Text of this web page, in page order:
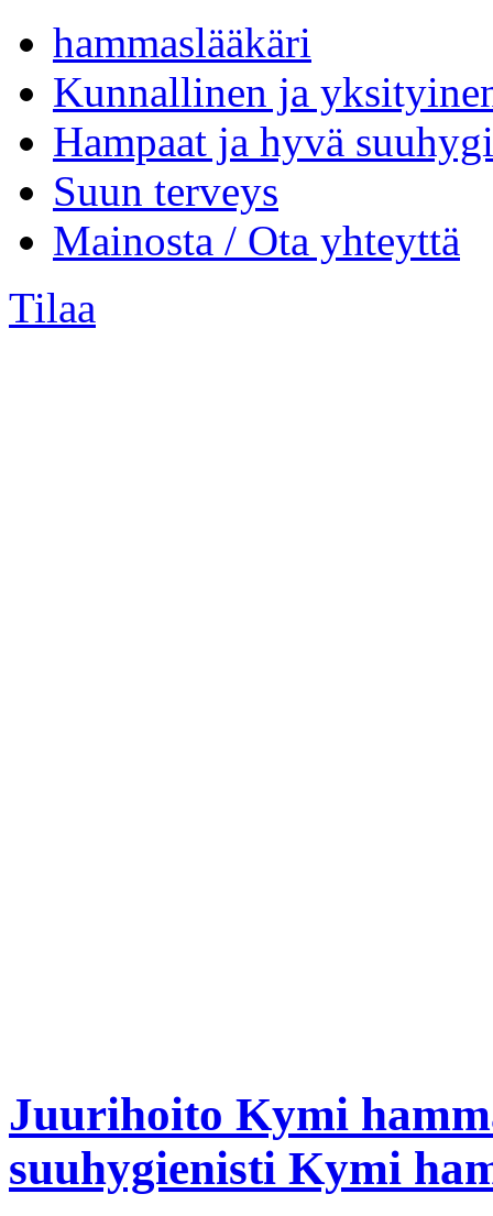
hammaslääkäri
Kunnallinen ja
Hampaat ja hyvä
Suun terveys
Mainosta / Ota yhteyttä
Tilaa
Juurihoito Kymi
suuhygienisti Kymi